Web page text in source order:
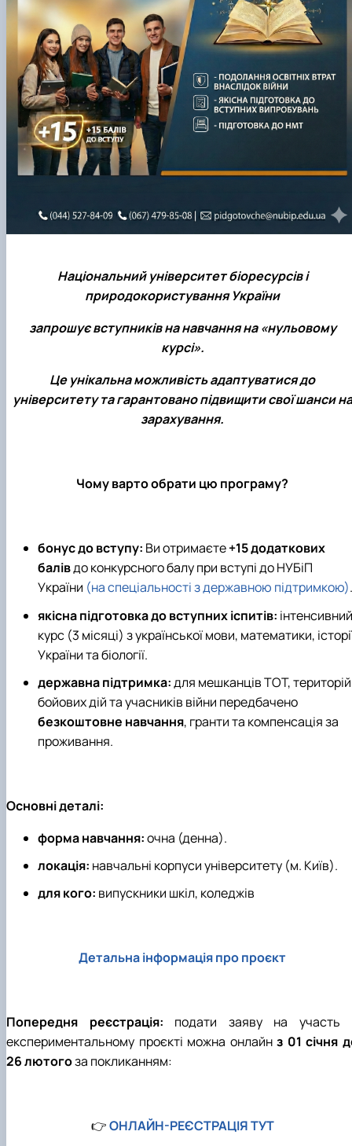
Національний університет біоресурсів і
природокористування України
запрошує вступників на навчання на «нульовому
курсі».
Це унікальна можливість адаптуватися до
університету та гарантовано підвищити свої шанси на
зарахування.
Чому варто обрати цю програму?
бонус до вступу: Ви отримаєте+15 додаткових
балівдо конкурсного балу при вступі до НУБіП
України (на спеціальності з державною підтримкою).
якісна підготовка до вступних іспитів: інтенсивний
курс (3 місяці) з української мови, математики,
України та біології.
державна підтримка:для мешканців ТОТ, територій
бойових дій та учасників війни передбачено
безкоштовне навчання, гранти та компенсація за
проживання.
Основні деталі:
форма навчання:очна (денна).
локація: навчальні корпуси університету (м. Київ).
для кого: випускники шкіл, коледжів
Детальна інформація про проєкт
Попередня реєстрація: подати заяву на участь
експериментальному проєкті можна онлайнз 01 січня
26 лютогоза покликанням:
👉ОНЛАЙН-РЕЄСТРАЦІЯ ТУТ